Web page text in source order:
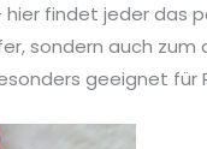
findet jeder das
sondern auch
geeignet